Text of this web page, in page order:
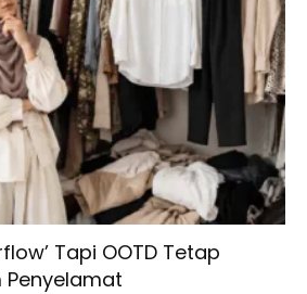
resipi air ‘Sprite Teh Lipton’ yang
yang disyorkan Hisham ni!
REFRESHING GILER ! –
Tea
#fyp#tiktokfood
♬ original sound – Hisham Raus
Tapi OOTD Tetap
Penyelamat